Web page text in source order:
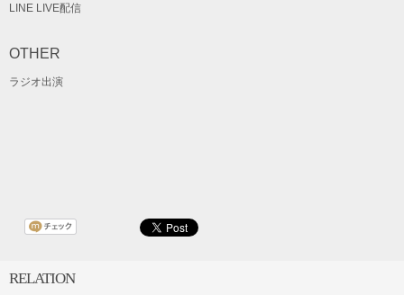
LINE LIVE配信
OTHER
ラジオ出演
RELATION